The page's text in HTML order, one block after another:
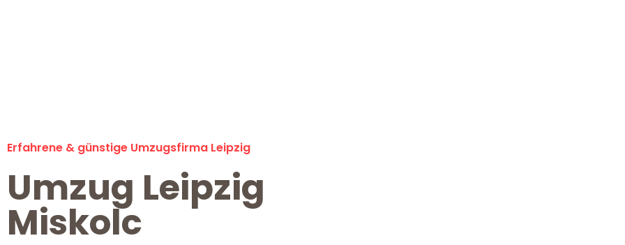
Erfahrene & günstige Umzugsfirma Leipzig
Umzug Leipzig
Miskolc